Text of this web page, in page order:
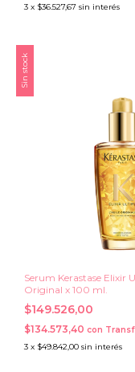
3 x $36.527,67 sin interés
Sin stock
Serum Kerastase Elixir
Original x 100 ml.
$149.526,00
$134.573,40 con
3 x $49.842,00 sin interés